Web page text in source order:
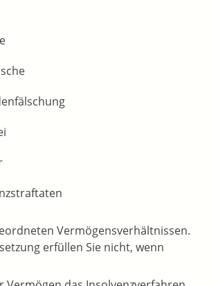
Vermögensverhältnissen.
erfüllen Sie nicht, wenn